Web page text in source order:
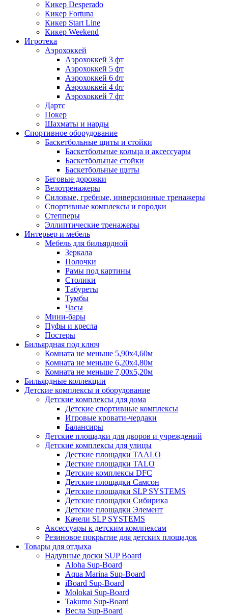
Кикер Desperado
Кикер Fortuna
Кикер Start Line
Кикер Weekend
Игротека
Аэрохоккей
Аэрохоккей 3 фт
Аэрохоккей 5 фт
Аэрохоккей 6 фт
Аэрохоккей 4 фт
Аэрохоккей 7 фт
Дартс
Покер
Шахматы и нарды
Спортивное оборудование
Баскетбольные щиты и стойки
Баскетбольные кольца и аксессуары
Баскетбольные стойки
Баскетбольные щиты
Беговые дорожки
Велотренажеры
Силовые, гребные, инверсионные тренажеры
Спортивные комплексы и городки
Степперы
Эллиптические тренажеры
Интерьер и мебель
Мебель для бильярдной
Зеркала
Полочки
Рамы под картины
Столики
Табуреты
Тумбы
Часы
Мини-бары
Пуфы и кресла
Постеры
Бильярдная под ключ
Комната не меньше 5,90х4,60м
Комната не меньше 6,20х4,80м
Комната не меньше 7,00х5,20м
Бильярдные коллекции
Детские комплексы и оборудование
Детские комплексы для дома
Детские спортивные комплексы
Игровые кровати-чердаки
Балансиры
Детские площадки для дворов и учреждений
Детские комплексы для улицы
Десткие площадки TAALO
Десткие площадки TALO
Детские комплексы DFC
Детские площадки Самсон
Детские площадки SLP SYSTEMS
Детские площадки Сибирика
Детские площадки Элемент
Качели SLP SYSTEMS
Аксессуары к детским комлпексам
Резиновое покрытие для детских площадок
Товары для отдыха
Надувные доски SUP Board
Aloha Sup-Board
Aqua Marina Sup-Board
iBoard Sup-Board
Molokai Sup-Board
Takumo Sup-Board
Весла Sup-Board